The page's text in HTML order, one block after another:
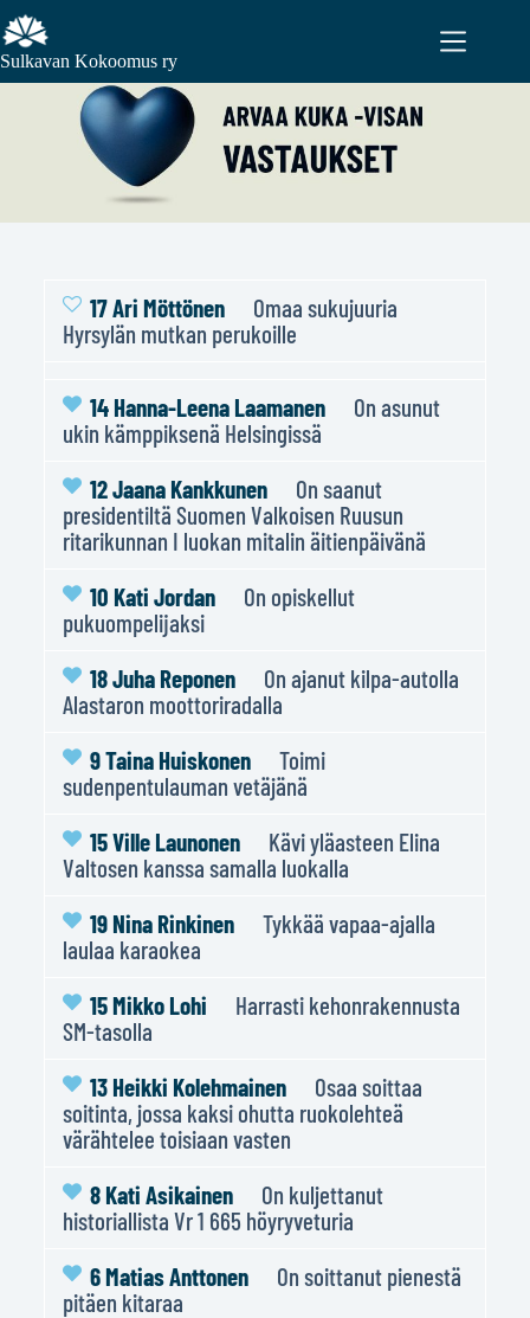
Sulkavan Kokoomus ry
17 Ari Möttönen
Omaa sukujuuria
Hyrsylän mutkan perukoille
14 Hanna-Leena Laamanen
On asunut
ukin kämppiksenä Helsingissä
12 Jaana Kankkunen
On saanut
presidentiltä Suomen Valkoisen Ruusun
ritarikunnan I luokan mitalin äitienpäivänä
10 Kati Jordan
On opiskellut
pukuompelijaksi
18 Juha Reponen
On ajanut kilpa-autolla
Alastaron moottoriradalla
9 Taina Huiskonen
Toimi
sudenpentulauman vetäjänä
15 Ville Launonen
Kävi yläasteen Elina
Valtosen kanssa samalla luokalla
19 Nina Rinkinen
Tykkää vapaa-ajalla
laulaa karaokea
15 Mikko Lohi
Harrasti kehonrakennusta
SM-tasolla
13 Heikki Kolehmainen
Osaa soittaa
soitinta, jossa kaksi ohutta ruokolehteä
värähtelee toisiaan vasten
8 Kati Asikainen
On kuljettanut
historiallista Vr 1 665 höyryveturia
6 Matias Anttonen
On soittanut pienestä
pitäen kitaraa